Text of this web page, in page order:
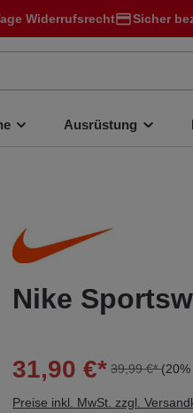
Widerrufsrecht Sicher
Ausrüstung
Nike
31,90 €* 39,99 €*
Preise inkl. MwSt. zzgl.